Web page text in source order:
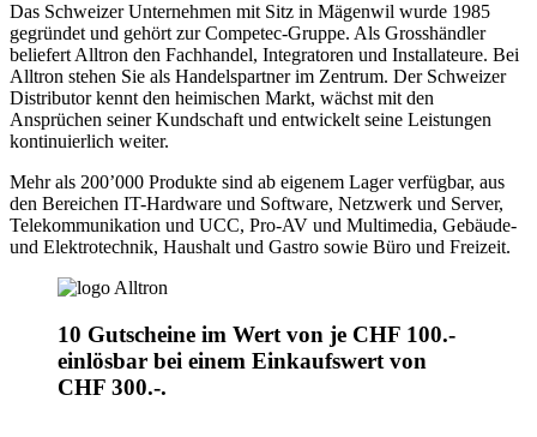
Das Schweizer Unternehmen mit Sitz in Mägenwil wurde 1985
gegründet und gehört zur Competec-Gruppe. Als Grosshändler
beliefert Alltron den Fachhandel, Integratoren und Installateure. Bei
Alltron stehen Sie als Handelspartner im Zentrum. Der Schweizer
Distributor kennt den heimischen Markt, wächst mit den
Ansprüchen seiner Kundschaft und entwickelt seine Leistungen
kontinuierlich weiter.
Mehr als 200’000 Produkte sind ab eigenem Lager verfügbar, aus
den Bereichen IT-Hardware und Software, Netzwerk und Server,
Telekommunikation und UCC, Pro-AV und Multimedia, Gebäude-
und Elektrotechnik, Haushalt und Gastro sowie Büro und Freizeit.
10 Gutscheine im Wert von je CHF 100.-
einlösbar bei einem Einkaufswert von
CHF 300.-.